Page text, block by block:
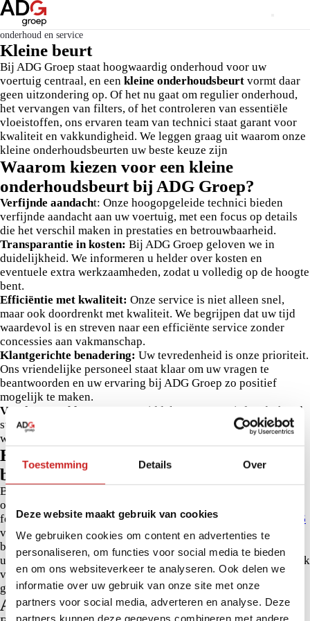
Toestemming Details Over
Deze website maakt gebruik van cookies
We gebruiken cookies om content en advertenties te
personaliseren, om functies voor social media te bieden
en om ons websiteverkeer te analyseren. Ook delen we
informatie over uw gebruik van onze site met onze
partners voor social media, adverteren en analyse. Deze
partners kunnen deze gegevens combineren met andere
onderhoud en service
Kleine beurt
Bij ADG Groep staat hoogwaardig onderhoud voor uw
voertuig centraal, en een kleine onderhoudsbeurt vormt daar
geen uitzondering op. Of het nu gaat om regulier onderhoud,
het vervangen van filters, of het controleren van essentiële
vloeistoffen, ons ervaren team van technici staat garant voor
kwaliteit en vakkundigheid. We leggen graag uit waarom onze
kleine onderhoudsbeurten uw beste keuze zijn
Waarom kiezen voor een kleine
onderhoudsbeurt bij ADG Groep?
Verfijnde aandacht: Onze hoogopgeleide technici bieden
verfijnde aandacht aan uw voertuig, met een focus op details
die het verschil maken in prestaties en betrouwbaarheid.
Transparantie in kosten: Bij ADG Groep geloven we in
duidelijkheid. We informeren u helder over kosten en
eventuele extra werkzaamheden, zodat u volledig op de hoogte
bent.
Efficiëntie met kwaliteit: Onze service is niet alleen snel,
maar ook doordrenkt met kwaliteit. We begrijpen dat uw tijd
waardevol is en streven naar een efficiënte service zonder
concessies aan vakmanschap.
Klantgerichte benadering: Uw tevredenheid is onze prioriteit.
Ons vriendelijke personeel staat klaar om uw vragen te
beantwoorden en uw ervaring bij ADG Groep zo positief
mogelijk te maken.
Voorkom problemen:
Door middel van preventief onderhoud
streven we ernaar om toekomstige problemen te voorkomen,
waardoor uw auto altijd in topconditie verkeert.
Hoe plant u een kleine onderhoudsbeurt
bij ons in?
Bij ADG Groep maken we het plannen van een kleine
onderhoudsbeurt eenvoudig. Gebruik ons handige online
formulier voor een snelle afspraak, of bel ons op
0850 291536
voor persoonlijk advies en het bespreken van uw specifieke
behoeften. Ervaar de verfijnde zorg van ADG Groep en geef
uw auto de behandeling die het verdient. Maak nu een afspraak
voor kleine onderhoudsbeurten die uitstijgen boven het
gewone!
APK-Keuring bij ADG